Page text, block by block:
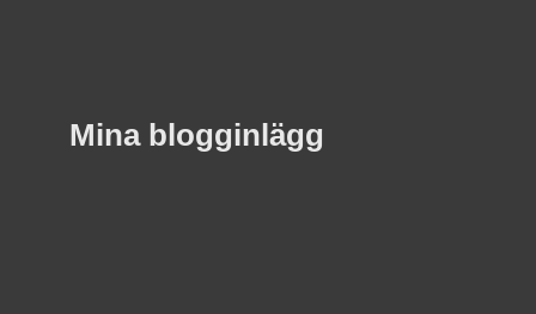
Mina blogginlägg